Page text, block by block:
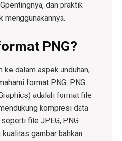
pentingnya, dan praktik
menggunakannya.
PNG?
ke dalam aspek unduhan,
format PNG. PNG
adalah format file
kompresi data
file JPEG, PNG
kualitas gambar bahkan